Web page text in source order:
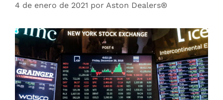
4 de enero de 2021 por Aston Dealers®